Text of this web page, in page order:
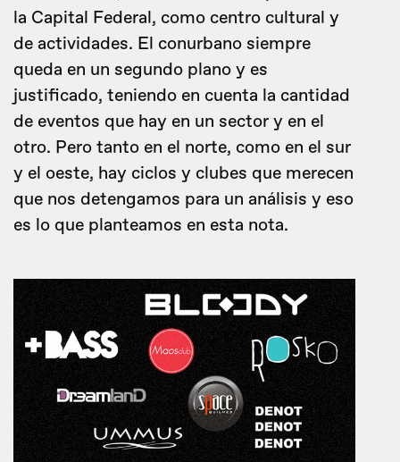
la Capital Federal, como centro cultural y
de actividades. El conurbano siempre
queda en un segundo plano y es
justificado, teniendo en cuenta la cantidad
de eventos que hay en un sector y en el
otro. Pero tanto en el norte, como en el sur
y el oeste, hay ciclos y clubes que merecen
que nos detengamos para un análisis y eso
es lo que planteamos en esta nota.